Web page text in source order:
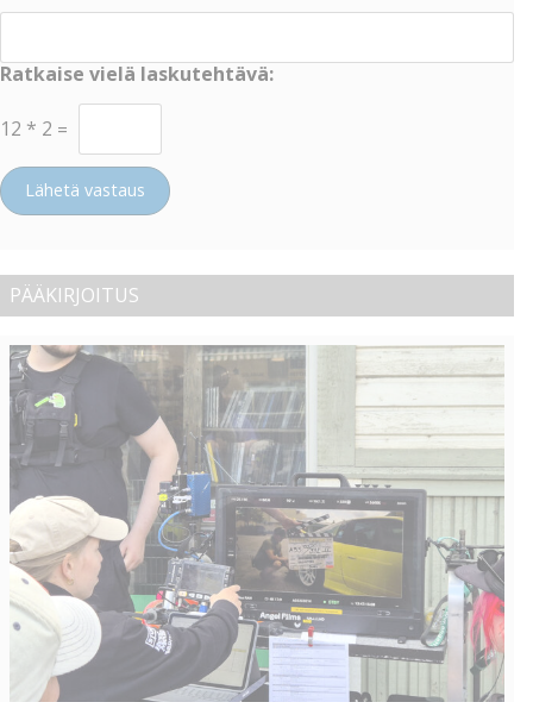
Ratkaise vielä laskutehtävä:
12 * 2 =
Lähetä vastaus
PÄÄKIRJOITUS